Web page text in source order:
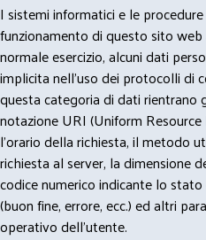
I sistemi informatici e le
funzionamento di questo sito
normale esercizio, alcuni dati
implicita nell'uso dei protocolli di
questa categoria di dati rientrano
notazione URI (Uniform
l'orario della richiesta, il metodo
richiesta al server, la dimensione
codice numerico indicante lo
(buon fine, errore, ecc.) ed altri
operativo dell'utente.